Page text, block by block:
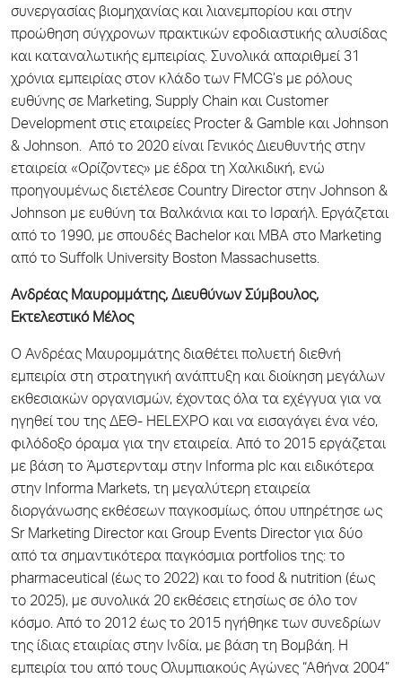
συνεργασίας βιομηχανίας και λιανεμπορίου και στην
προώθηση σύγχρονων πρακτικών εφοδιαστικής αλυσίδας
και καταναλωτικής εμπειρίας. Συνολικά απαριθμεί 31
χρόνια εμπειρίας στον κλάδο των FMCG’s με ρόλους
ευθύνης σε Marketing, Supply Chain και Customer
Development στις εταιρείες Procter & Gamble και Johnson
& Johnson. Από το 2020 είναι Γενικός Διευθυντής στην
εταιρεία «Ορίζοντες» με έδρα τη Χαλκιδική, ενώ
προηγουμένως διετέλεσε Country Director στην Johnson &
Johnson με ευθύνη τα Βαλκάνια και το Ισραήλ. Εργάζεται
από το 1990, με σπουδές Bachelor και MBA στο Marketing
από το Suffolk University Boston Massachusetts.
Ανδρέας Μαυρομμάτης, Διευθύνων Σύμβουλος,
Εκτελεστικό Μέλος
Ο Ανδρέας Μαυρομμάτης διαθέτει πολυετή διεθνή
εμπειρία στη στρατηγική ανάπτυξη και διοίκηση μεγάλων
εκθεσιακών οργανισμών, έχοντας όλα τα εχέγγυα για να
ηγηθεί του της ΔΕΘ- HELEXPO και να εισαγάγει ένα νέο,
φιλόδοξο όραμα για την εταιρεία. Από το 2015 εργάζεται
με βάση το Άμστερνταμ στην Informa plc και ειδικότερα
στην Informa Markets, τη μεγαλύτερη εταιρεία
διοργάνωσης εκθέσεων παγκοσμίως, όπου υπηρέτησε ως
Sr Marketing Director και Group Events Director για δύο
από τα σημαντικότερα παγκόσμια portfolios της: το
pharmaceutical (έως το 2022) και το food & nutrition (έως
το 2025), με συνολικά 20 εκθέσεις ετησίως σε όλο τον
κόσμο. Από το 2012 έως το 2015 ηγήθηκε των συνεδρίων
της ίδιας εταιρίας στην Ινδία, με βάση τη Βομβάη. Η
εμπειρία του από τους Ολυμπιακούς Αγώνες “Αθήνα 2004”